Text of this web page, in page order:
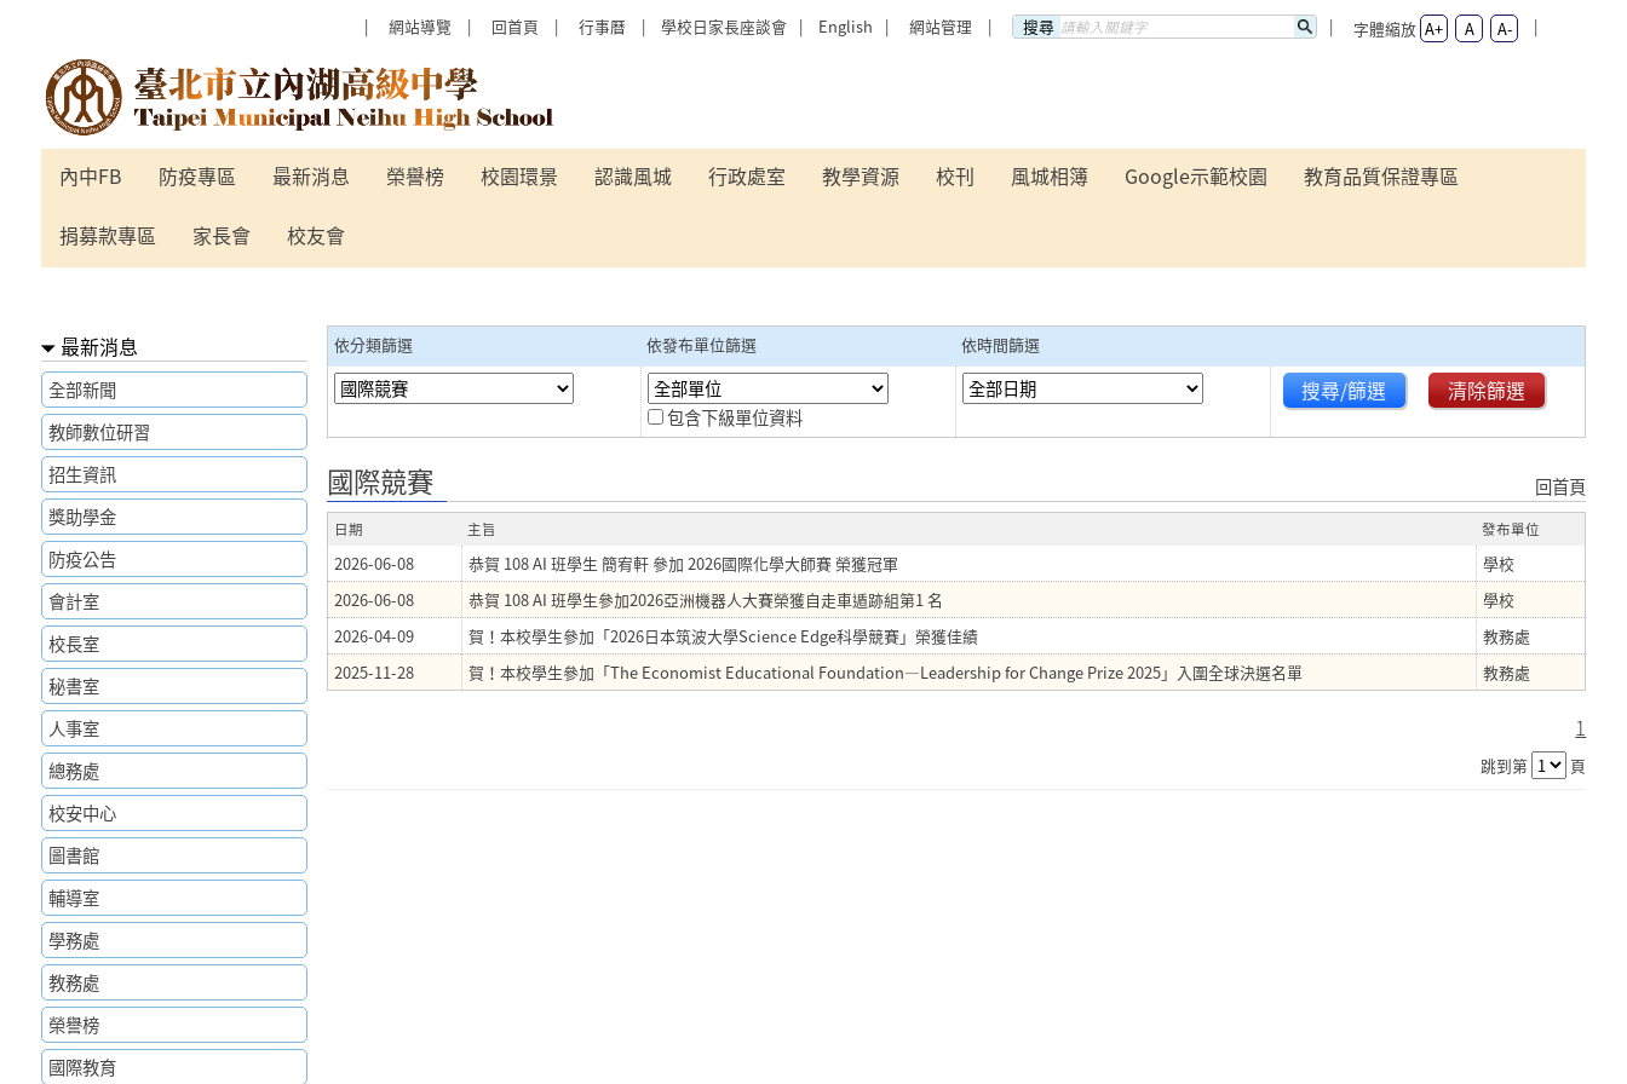
網站導覽
回首頁 行事曆 學校日家長座談會 English 網站管理 搜尋 字體縮放 A+ A A-
國際競賽 - 臺北市立內湖高級中學
內中FB 防疫專區 最新消息 榮譽榜 校園環景 認識風城 行政處室 教學資源 校刊 風城相簿 Google示範校園 教育品質保證專區
捐募款專區 家長會
校友會
最新消息
全部新聞
教師數位研習
招生資訊
獎助學金
防疫公告
會計室
校長室
秘書室
人事室
總務處
校安中心
圖書館
輔導室
學務處
教務處
榮譽榜
國際教育
依分類篩選 依發布單位篩選 依時間篩選
包含下級單位資料
搜尋/篩選 清除篩選
國際競賽 回首頁
日期 主旨 發布單位
2026-06-08 恭賀 108 AI 班學生 簡宥軒 參加 2026國際化學大師賽 榮獲冠軍
學校
2026-06-08
恭賀 108 AI 班學生參加2026亞洲機器人大賽榮獲自走車遁跡組第1 名
學校
2026-04-09
賀！本校學生參加「2026日本筑波大學Science Edge科學競賽」榮獲佳績
教務處
2025-11-28
賀！本校學生參加「The Economist Educational Foundation—Leadership for Change Prize 2025」入圍全球決選名單 教務處
1
跳到第 頁